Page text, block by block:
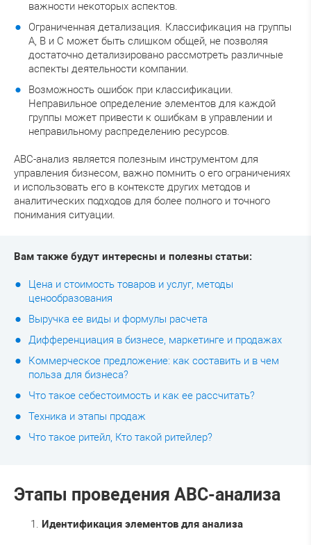
важности некоторых аспектов.
Ограниченная детализация. Классификация на группы
A, B и C может быть слишком общей, не позволяя
достаточно детализировано рассмотреть различные
аспекты деятельности компании.
Возможность ошибок при классификации.
Неправильное определение элементов для каждой
группы может привести к ошибкам в управлении и
неправильному распределению ресурсов.
ABC-анализ является полезным инструментом для
управления бизнесом, важно помнить о его ограничениях
и использовать его в контексте других методов и
аналитических подходов для более полного и точного
понимания ситуации.
Вам также будут интересны и полезны статьи:
Цена и стоимость товаров и услуг, методы
ценообразования
Выручка ее виды и формулы расчета
Дифференциация в бизнесе, маркетинге и продажах
Коммерческое предложение: как составить и в чем
польза для бизнеса?
Что такое себестоимость и как ее рассчитать?
Техника и этапы продаж
Что такое ритейл, Кто такой ритейлер?
Этапы проведения ABC-анализа
Идентификация элементов для анализа